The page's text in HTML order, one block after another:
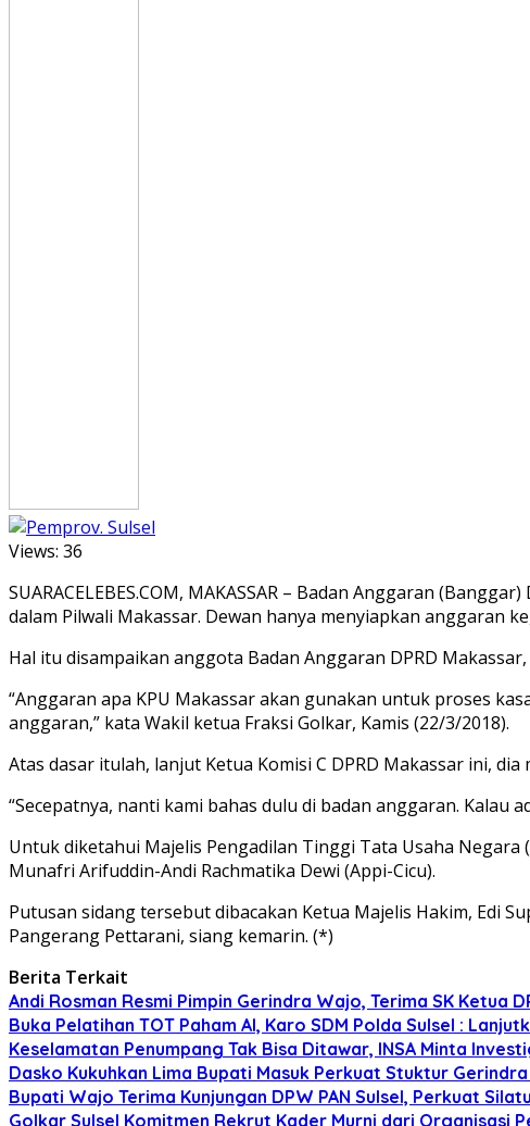
Views: 36
SUARACELEBES.COM, MAKASSAR – Badan Anggaran
dalam Pilwali Makassar. Dewan hanya menyiapkan anggaran
Hal itu disampaikan anggota Badan Anggaran DPRD
“Anggaran apa KPU Makassar akan gunakan untuk proses
anggaran,” kata Wakil ketua Fraksi Golkar, Kamis (22/3/2018).
Atas dasar itulah, lanjut Ketua Komisi C DPRD Makassar ini,
“Secepatnya, nanti kami bahas dulu di badan anggaran. Kalau
Untuk diketahui Majelis Pengadilan Tinggi Tata Usaha
Munafri Arifuddin-Andi Rachmatika Dewi (Appi-Cicu).
Putusan sidang tersebut dibacakan Ketua Majelis Hakim, Edi
Pangerang Pettarani, siang kemarin. (*)
Berita Terkait
Andi Rosman Resmi Pimpin Gerindra Wajo, Terima SK Ketua
Buka Pelatihan TOT Paham AI, Karo SDM Polda Sulsel :
Keselamatan Penumpang Tak Bisa Ditawar, INSA Minta
Dasko Kukuhkan Lima Bupati Masuk Perkuat Stuktur
Bupati Wajo Terima Kunjungan DPW PAN Sulsel, Perkuat
Golkar Sulsel Komitmen Rekrut Kader Murni dari Organisasi